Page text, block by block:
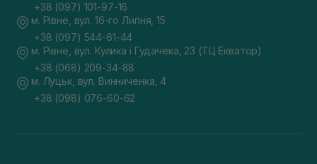
+38 (097) 101-97-16
м. Рівне, вул. 16-го Липня, 15
+38 (097) 544-61-44
м. Рівне, вул. Кулика і Гудачека, 23 (ТЦ Екватор)
+38 (068) 209-34-88
м. Луцьк, вул. Винниченка, 4
+38 (098) 076-60-62